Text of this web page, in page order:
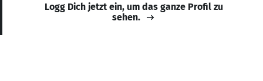
Logg Dich jetzt ein, um das ganze Profil zu
sehen.